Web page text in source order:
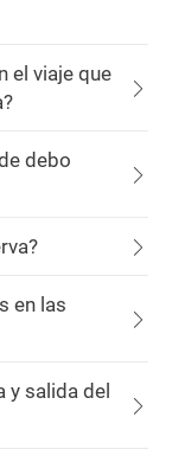
el viaje que
debo
en las
y salida del